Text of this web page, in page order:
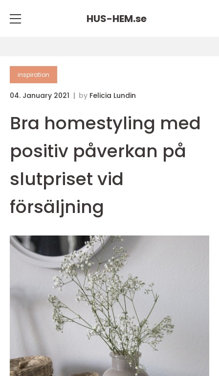
HUS-HEM.se
inspiration
04. January 2021 by Felicia Lundin
Bra homestyling med
positiv påverkan på
slutpriset vid
försäljning